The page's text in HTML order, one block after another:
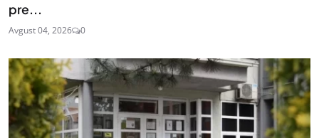
pre...
Avgust 04, 2026 0